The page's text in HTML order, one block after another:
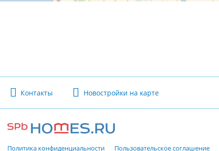
Контакты Новостройки на карте
Политика конфиденциальности Пользовательское соглашение